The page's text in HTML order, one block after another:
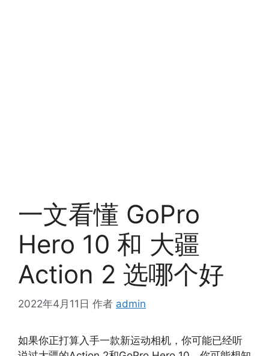
一文看懂 GoPro
Hero 10 和 大疆
Action 2 选哪个好
2022年4月11日 作者 admin
如果你正打算入手一款新运动相机，你可能已经听